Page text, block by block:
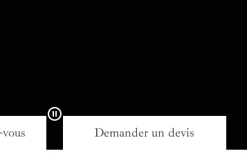
Demander un devis